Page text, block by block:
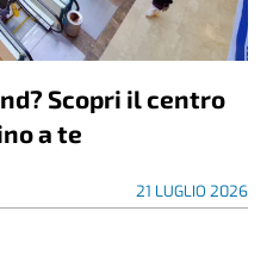
Scopri il centro
a te
21 LUGLIO 2026